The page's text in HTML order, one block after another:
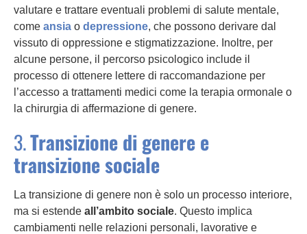
valutare e trattare eventuali problemi di salute mentale,
come ansia o depressione, che possono derivare dal
vissuto di oppressione e stigmatizzazione. Inoltre, per
alcune persone, il percorso psicologico include il
processo di ottenere lettere di raccomandazione per
l’accesso a trattamenti medici come la terapia ormonale o
la chirurgia di affermazione di genere.
3.Transizione di genere e
transizione sociale
La transizione di genere non è solo un processo interiore,
ma si estende all’ambito sociale. Questo implica
cambiamenti nelle relazioni personali, lavorative e